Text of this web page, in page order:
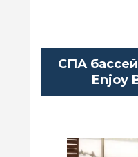
СПА
Enjoy